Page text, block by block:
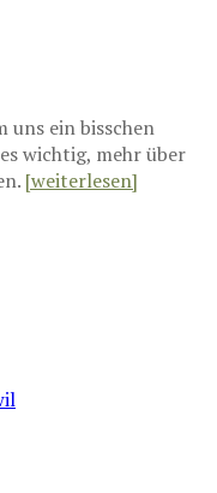
uns ein bisschen
wichtig, mehr über
[weiterlesen]